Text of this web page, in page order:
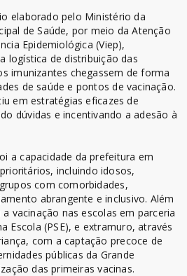
elaborado pelo Ministério da
de Saúde, por meio da Atenção
Epidemiológica (Viep),
logística de distribuição das
imunizantes chegassem de forma
de saúde e pontos de vacinação.
em estratégias eficazes de
dúvidas e incentivando a adesão à
a capacidade da prefeitura em
incluindo idosos,
com comorbidades,
abrangente e inclusivo. Além
vacinação nas escolas em parceria
Escola (PSE), e extramuro, através
com a captação precoce de
públicas da Grande
das primeiras vacinas.